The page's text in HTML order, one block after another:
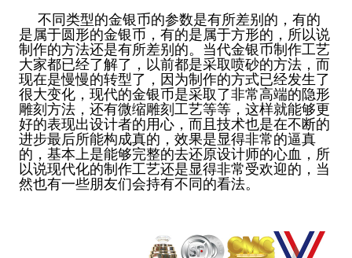
不同类型的金银币的参数是有所差别的，有的
是属于圆形的金银币，有的是属于方形的，所以说
制作的方法还是有所差别的。当代金银币制作工艺
大家都已经了解了，以前都是采取喷砂的方法，而
现在是慢慢的转型了，因为制作的方式已经发生了
很大变化，现代的金银币是采取了非常高端的隐形
雕刻方法，还有微缩雕刻工艺等等，这样就能够更
好的表现出设计者的用心，而且技术也是在不断的
进步最后所能构成真的，效果是显得非常的逼真
的，基本上是能够完整的去还原设计师的心血，所
以说现代化的制作工艺还是显得非常受欢迎的，当
然也有一些朋友们会持有不同的看法。